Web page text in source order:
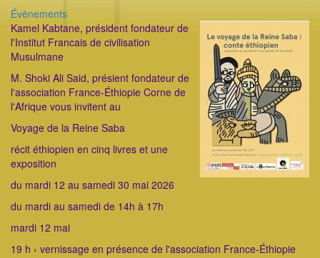
Catégorie
Évènements
Kamel Kabtane, président fondateur de
l'Institut Francais de civilisation
Musulmane
M. Shoki Ali Said, présient fondateur de
l'association France-Éthiopie Corne de
l'Afrique vous invitent au
Voyage de la Reine Saba
récit éthiopien en cinq livres et une
exposition
du mardi 12 au samedi 30 mai 2026
du mardi au samedi de 14h à 17h
mardi 12 mai
19 h › vernissage en présence de l'association France-Éthiopie